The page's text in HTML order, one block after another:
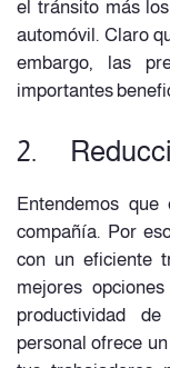
el tránsito más
automóvil. Claro
embargo, las
importantes
2.
Entendemos
compañía. Por
con un eficiente
mejores
productividad
personal ofrece